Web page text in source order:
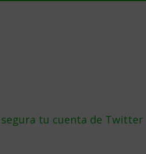
tu cuenta de Twitter